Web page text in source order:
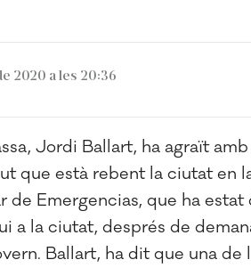
2020 a les 20:36
Jordi Ballart, ha agraït
que està rebent la ciutat en
de Emergencias, que ha
a la ciutat, després de
Ballart, ha dit que una